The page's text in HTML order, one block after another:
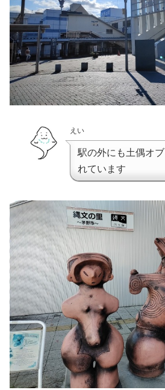
えい
駅の外にも土偶オ
れています